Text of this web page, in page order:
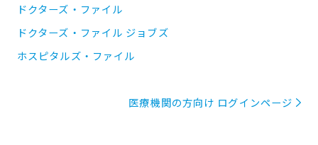
ドクターズ・ファイル
ドクターズ・ファイル ジョブズ
ホスピタルズ・ファイル
医療機関の方向け ログインページ